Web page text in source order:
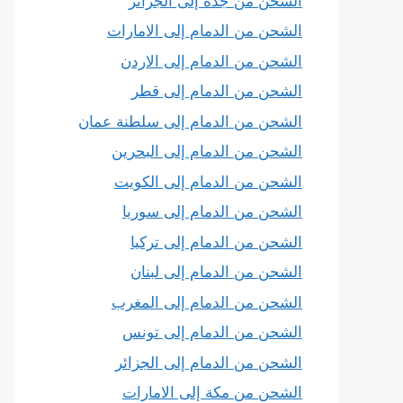
الشحن من الدمام إلى الامارات
الشحن من الدمام إلى الاردن
الشحن من الدمام إلى قطر
الشحن من الدمام إلى سلطنة عمان
الشحن من الدمام إلى البحرين
الشحن من الدمام إلى الكويت
الشحن من الدمام إلى سوريا
الشحن من الدمام إلى تركيا
الشحن من الدمام إلى لبنان
الشحن من الدمام إلى المغرب
الشحن من الدمام إلى تونس
الشحن من الدمام إلى الجزائر
الشحن من مكة إلى الامارات